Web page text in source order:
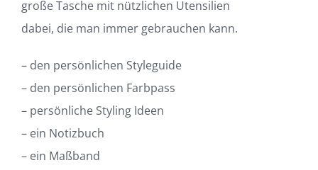
große Tasche mit nützlichen Utensilien
dabei, die man immer gebrauchen kann.
– den persönlichen Styleguide
– den persönlichen Farbpass
– persönliche Styling Ideen
– ein Notizbuch
– ein Maßband